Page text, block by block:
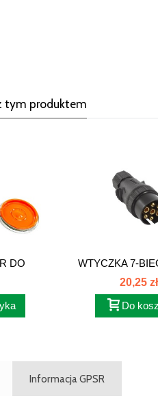
tym produktem
DO
WTYCZKA 7-
W7
20,25 zł
Do
Informacja GPSR